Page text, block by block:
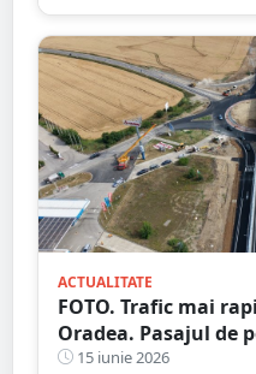
ACTUALITATE
FOTO. Trafic mai
Oradea. Pasajul de
finalizat
15 iunie 2026